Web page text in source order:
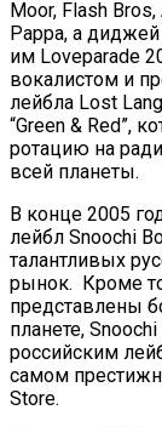
Moor, Flash
Pappa, а
им Loveparade
вокалистом и
лейбла Lost
“Green & Red”,
ротацию на
всей планеты.
В конце 2005
лейбл Snoochi
талантливых
рынок. Кроме
представлены
планете,
российским
самом
Store.